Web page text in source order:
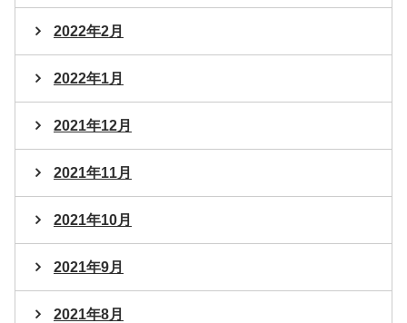
2022年2月
2022年1月
2021年12月
2021年11月
2021年10月
2021年9月
2021年8月